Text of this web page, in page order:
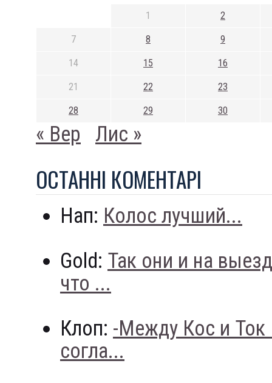
1 2
7 8 9
14 15 16
21 22 23
28 29 30
« Вер Лис »
ОСТАННI КОМЕНТАРI
Нап: Колос лучший...
Gold: Так они и на
что ...
Клоп: -Между Кос и
согла...